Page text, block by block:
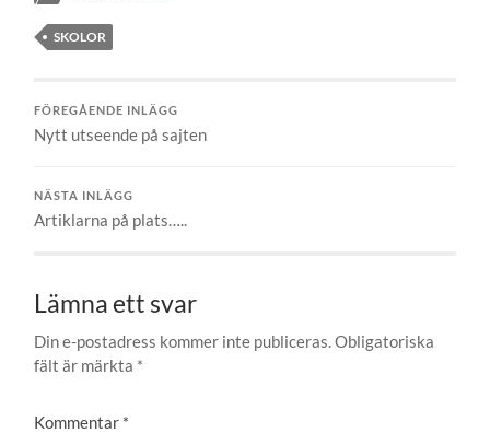
SKOLOR
FÖREGÅENDE INLÄGG
Nytt utseende på sajten
NÄSTA INLÄGG
Artiklarna på plats…..
Lämna ett svar
Din e-postadress kommer inte publiceras.Obligatoriska
fält är märkta *
Kommentar *